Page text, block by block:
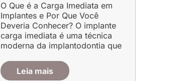
O Que é a Carga Imediata em
Implantes e Por Que Você
Deveria Conhecer? O implante
carga imediata é uma técnica
moderna da implantodontia que
Leia mais